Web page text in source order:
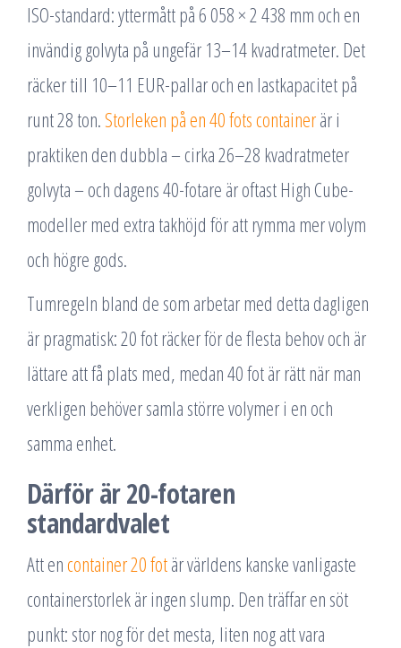
ISO-standard: yttermått på 6 058 × 2 438 mm och en
invändig golvyta på ungefär 13–14 kvadratmeter. Det
räcker till 10–11 EUR-pallar och en lastkapacitet på
runt 28 ton. Storleken på en 40 fots containerär i
praktiken den dubbla – cirka 26–28 kvadratmeter
golvyta – och dagens 40-fotare är oftast High Cube-
modeller med extra takhöjd för att rymma mer volym
och högre gods.
Tumregeln bland de som arbetar med detta dagligen
är pragmatisk: 20 fot räcker för de flesta behov och är
lättare att få plats med, medan 40 fot är rätt när man
verkligen behöver samla större volymer i en och
samma enhet.
Därför är 20-fotaren
standardvalet
Att encontainer 20 fotär världens kanske vanligaste
containerstorlek är ingen slump. Den träffar en söt
punkt: stor nog för det mesta, liten nog att vara